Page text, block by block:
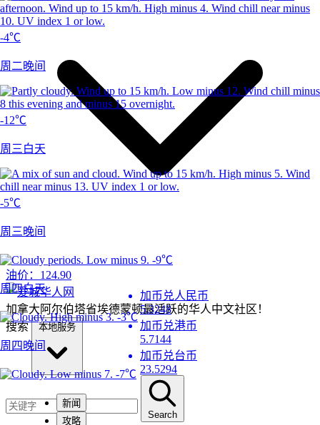
-4℃
周二晚间
-12℃
周三白天
-5℃
周三晚间
-9℃
周四白天
-3℃
周四晚间
-7℃
加币兑人民币
5.3248
加币兑港币
5.7144
加币兑台币
23.5294
油价： 124.90
加拿大阿尔伯塔省埃德蒙顿最活跃的华人中文社区！
搜索
新闻
攻略
Search